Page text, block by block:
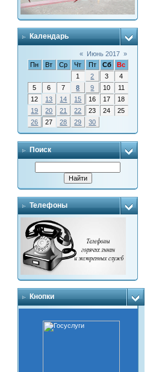
Календарь
« Июнь 2017 »
Пн
Вт Ср Чт Пт Сб
Вс
1
2 3
4
5
6 7 8 9 10
11
12
13 14 15 16 17
18
19
20 21 22 23 24
25
26
27 28 29 30
Поиск
Телефоны
Кнопки